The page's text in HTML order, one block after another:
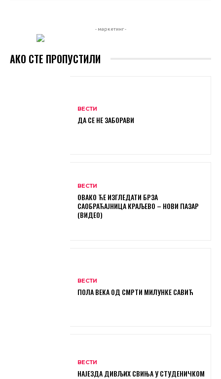
- маркетинг -
АКО СТЕ ПРОПУСТИЛИ
ВЕСТИ
ДА СЕ НЕ ЗАБОРАВИ
ВЕСТИ
ОВАКО ЋЕ ИЗГЛЕДАТИ БРЗА
САОБРАЋАЈНИЦА КРАЉЕВО – НОВИ ПАЗАР
(ВИДЕО)
ВЕСТИ
ПОЛА ВЕКА ОД СМРТИ МИЛУНКЕ САВИЋ
ВЕСТИ
НАЈЕЗДА ДИВЉИХ СВИЊА У СТУДЕНИЧКОМ